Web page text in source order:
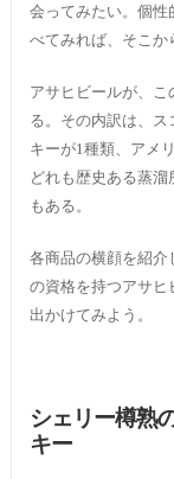
会ってみたい。個性
べてみれば、そこか
アサヒビールが、
る。その内訳は、ス
キーが1種類、アメ
どれも歴史ある蒸
もある。
各商品の横顔を紹介
の資格を持つアサヒ
出かけてみよう。
シェリー樽熟
キー